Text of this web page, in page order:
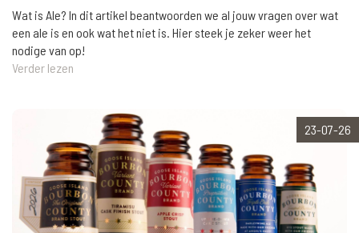
Wat is Ale? In dit artikel beantwoorden we al jouw vragen over wat
een ale is en ook wat het niet is. Hier steek je zeker weer het
nodige van op!
Verder lezen
23-07-26